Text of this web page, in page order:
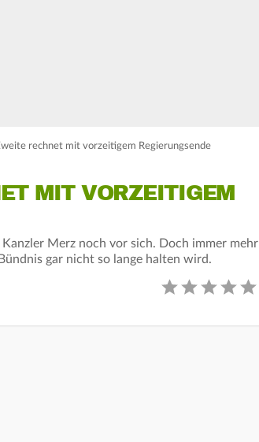
rechnet mit vorzeitigem Regierungsende
MIT VORZEITIGEM
Merz noch vor sich. Doch immer mehr
gar nicht so lange halten wird.